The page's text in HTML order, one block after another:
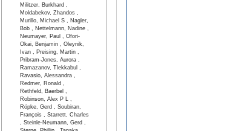
Militzer, Burkhard ,
Moldabekov, Zhandos ,
Murillo, Michael S , Nagler,
Bob , Nettelmann, Nadine ,
Neumayer, Paul , Ofori-
Okai, Benjamin , Oleynik,
Ivan , Preising, Martin ,
Pribram-Jones, Aurora ,
Ramazanov, Tlekkabul ,
Ravasio, Alessandra ,
Redmer, Ronald ,
Rethfeld, Baerbel ,
Robinson, Alex P L ,
Röpke, Gerd , Soubiran,
François , Starrett, Charles
, Steinle-Neumann, Gerd ,